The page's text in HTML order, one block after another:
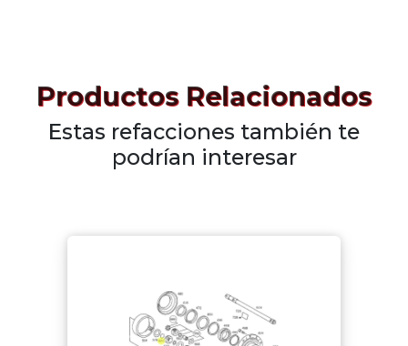
Productos Relacionados
Estas refacciones también te
podrían interesar